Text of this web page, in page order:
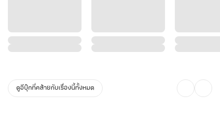
ดูอีบุ๊กที่คล้ายกับเรื่องนี้ทั้งหมด